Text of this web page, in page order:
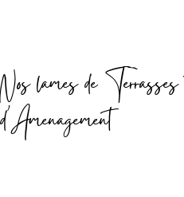
Nos lames de
d'Amenagement